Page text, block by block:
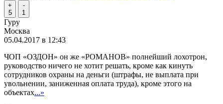
+
5
-
1
Гуру
Москва
05.04.2017 в 12:43
ЧОП «ОЗДОН» он же «РОМАНОВ» полнейший лохотрон,
руководство ничего не хотит решать, кроме как кинуть
сотрудников охраны на деньги (штрафы, не выплата при
увольнении, заниженная оплата труда), кроме этого на
объектах...»